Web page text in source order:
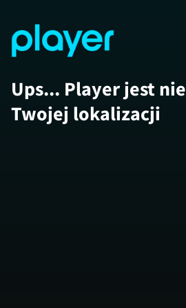
Ups... Player jest
Twojej lokalizacji